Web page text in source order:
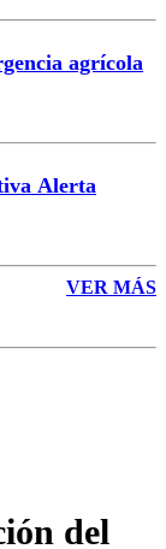
agrícola
Alerta
VER MÁS
del